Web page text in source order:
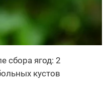
сбора ягод: 2
кустов